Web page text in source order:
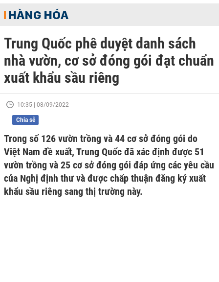
HÀNG HÓA
Trung Quốc phê duyệt danh sách
nhà vườn, cơ sở đóng gói đạt chuẩn
xuất khẩu sầu riêng
10:35 | 08/09/2022
Chia sẻ
Trong số 126 vườn trồng và 44 cơ sở đóng gói do
Việt Nam đề xuất, Trung Quốc đã xác định được 51
vườn trồng và 25 cơ sở đóng gói đáp ứng các yêu cầu
của Nghị định thư và được chấp thuận đăng ký xuất
khẩu sầu riêng sang thị trường này.